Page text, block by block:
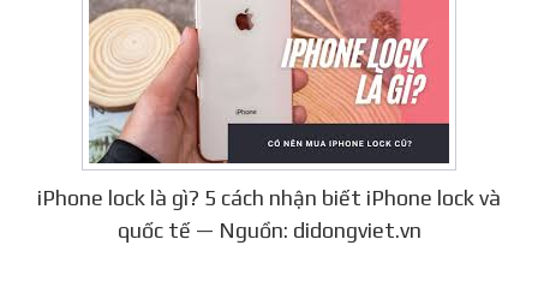
iPhone lock là gì? 5 cách nhận biết iPhone lock và
quốc tế — Nguồn: didongviet.vn